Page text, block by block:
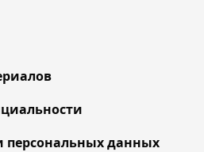
персональных данных